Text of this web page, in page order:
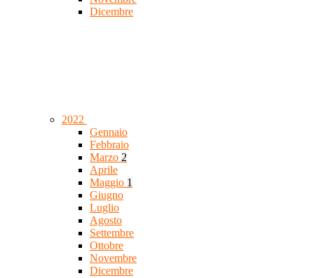
Dicembre
2022
Gennaio
Febbraio
Marzo 2
Aprile
Maggio 1
Giugno
Luglio
Agosto
Settembre
Ottobre
Novembre
Dicembre